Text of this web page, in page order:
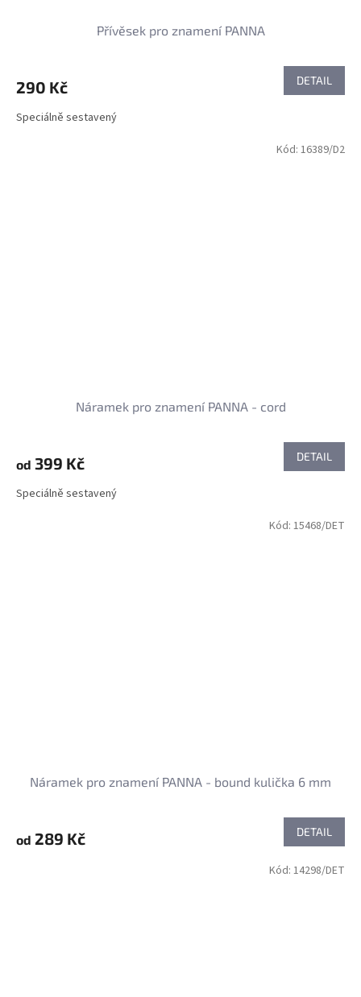
Přívěsek pro znamení PANNA
290 Kč DETAIL
Speciálně sestavený
Náramek pro znamení PANNA - cord
od 399 Kč DETAIL
Speciálně sestavený
Kód: 16389/D2
Náramek pro znamení PANNA - bound kulička 6 mm
od 289 Kč DETAIL
Kód: 15468/DET
Kód: 14298/DET